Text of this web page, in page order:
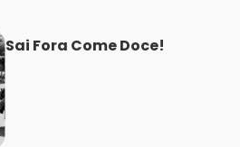
Sai Fora Come Doce!